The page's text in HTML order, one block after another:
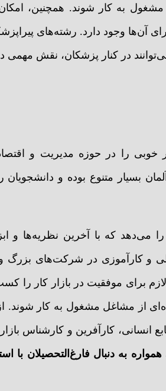
مشغول به کار شوند. همچنین،
آن‌ها وجود دارد. رشته‌های
در کنار پزشکان، نقش مهمی
را در حوزه مدیریت و
بسیار متنوع بوده و دانشجویان
می‌دهد که با آخرین نظریه‌ها و
و کارآموزی در شرکت‌های بزرگ و
برای موفقیت در بازار کار را
از مشاغل مشغول به کار شوند.
انسانی، کارآفرین و کارشناس
به دنبال فارغ‌التحصیلان با